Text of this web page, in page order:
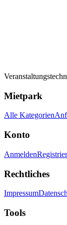
Mietpark
Alle Kategorien
Konto
Anmelden
Rechtliches
Impressum
Tools